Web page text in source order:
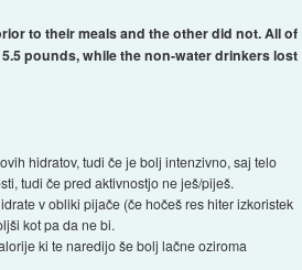
to their meals and the other did not. All of
pounds, while the non-water drinkers lost
hidratov, tudi če je bolj intenzivno, saj telo
tudi če pred aktivnostjo ne ješ/piješ.
v obliki pijače (če hočeš res hiter izkoristek
kot pa da ne bi.
ki te naredijo še bolj lačne oziroma